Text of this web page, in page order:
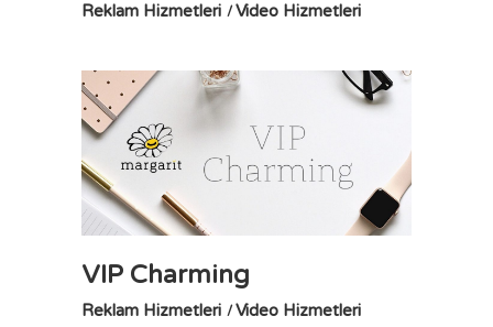
Reklam Hizmetleri Video Hizmetleri
VIP Charming
Reklam Hizmetleri Video Hizmetleri